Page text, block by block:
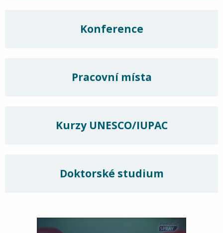
Konference
Pracovní místa
Kurzy UNESCO/IUPAC
Doktorské studium